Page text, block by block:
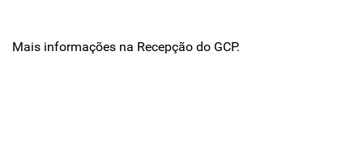
Mais informações na Recepção do GCP.